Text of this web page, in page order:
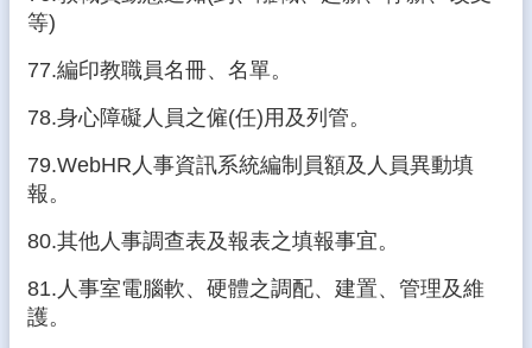
等)
77.編印教職員名冊、名單。
78.身心障礙人員之僱(任)用及列管。
79.WebHR人事資訊系統編制員額及人員異動填
報。
80.其他人事調查表及報表之填報事宜。
81.人事室電腦軟、硬體之調配、建置、管理及維
護。